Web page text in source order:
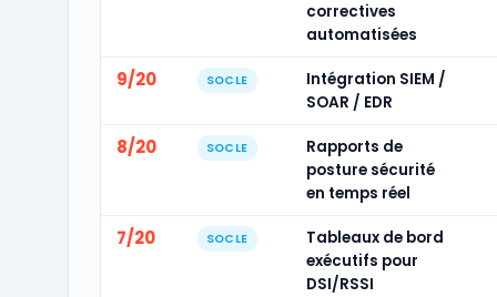
correctives
automatisées
9/20 SOCLE
Intégration SIEM /
SOAR / EDR
8/20 SOCLE
Rapports de
posture sécurité
en temps réel
7/20 SOCLE
Tableaux de bord
exécutifs pour
DSI/RSSI